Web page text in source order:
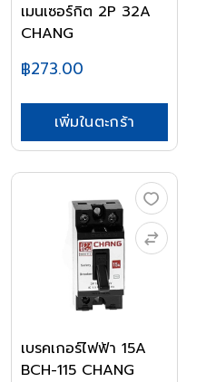
เมนเซอร์กิต 2P 32A
CHANG
฿273.00
เพิ่มในตะกร้า
เบรคเกอร์ไฟฟ้า 15A
BCH-115 CHANG